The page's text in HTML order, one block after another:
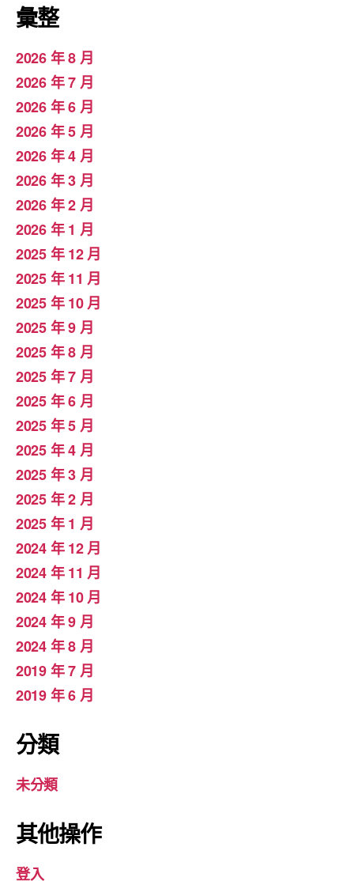
彙整
2026 年 8 月
2026 年 7 月
2026 年 6 月
2026 年 5 月
2026 年 4 月
2026 年 3 月
2026 年 2 月
2026 年 1 月
2025 年 12 月
2025 年 11 月
2025 年 10 月
2025 年 9 月
2025 年 8 月
2025 年 7 月
2025 年 6 月
2025 年 5 月
2025 年 4 月
2025 年 3 月
2025 年 2 月
2025 年 1 月
2024 年 12 月
2024 年 11 月
2024 年 10 月
2024 年 9 月
2024 年 8 月
2019 年 7 月
2019 年 6 月
分類
未分類
其他操作
登入